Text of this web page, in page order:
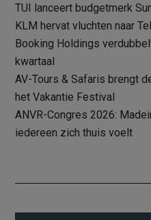
TUI lanceert budgetmerk
KLM hervat vluchten naar
Booking Holdings
kwartaal
AV-Tours & Safaris brengt
het Vakantie Festival
ANVR-Congres 2026:
iedereen zich thuis voelt